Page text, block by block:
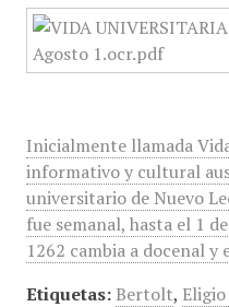
Inicialmente llamada
informativo y cultural
universitario de Nuevo
fue semanal, hasta el 1
1262 cambia a docenal y
Etiquetas: Bertolt,